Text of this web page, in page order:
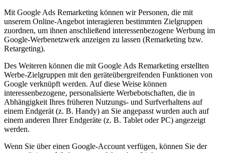
Mit Google Ads Remarketing können wir Personen, die mit
unserem Online-Angebot interagieren bestimmten Zielgruppen
zuordnen, um ihnen anschließend interessenbezogene Werbung im
Google-Werbenetzwerk anzeigen zu lassen (Remarketing bzw.
Retargeting).
Des Weiteren können die mit Google Ads Remarketing erstellten
Werbe-Zielgruppen mit den geräteübergreifenden Funktionen von
Google verknüpft werden. Auf diese Weise können
interessenbezogene, personalisierte Werbebotschaften, die in
Abhängigkeit Ihres früheren Nutzungs- und Surfverhaltens auf
einem Endgerät (z. B. Handy) an Sie angepasst wurden auch auf
einem anderen Ihrer Endgeräte (z. B. Tablet oder PC) angezeigt
werden.
Wenn Sie über einen Google-Account verfügen, können Sie der